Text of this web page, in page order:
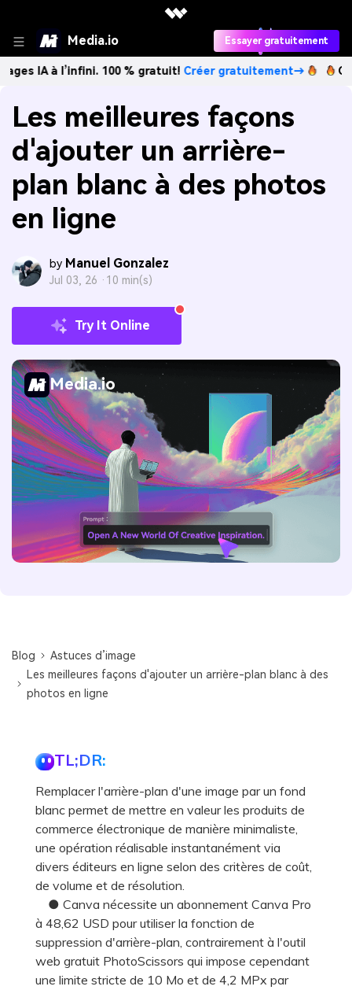
Media.io Essayer gratuitement
à l’infini. 100 % gratuit!Créer gratuitement→ Créez
Les meilleures façons
d'ajouter un arrière-
plan blanc à des photos
en ligne
by Manuel Gonzalez
Jul 03, 26 · 10 min(s)
Try It Online
Media.io
Blog
Astuces d’image
Les meilleures façons d'ajouter un arrière-plan blanc à des
photos en ligne
TL;DR:
Remplacer l'arrière-plan d'une image par un fond
blanc permet de mettre en valeur les produits de
commerce électronique de manière minimaliste,
une opération réalisable instantanément via
divers éditeurs en ligne selon des critères de coût,
de volume et de résolution.
● Canva nécessite un abonnement Canva Pro
à 48,62 USD pour utiliser la fonction de
suppression d'arrière-plan, contrairement à l'outil
web gratuit PhotoScissors qui impose cependant
une limite stricte de 10 Mo et de 4,2 MPx par